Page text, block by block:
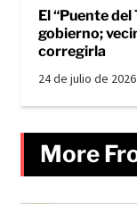
El “Puente
gobierno;
corregirla
24 de julio de 2026
More